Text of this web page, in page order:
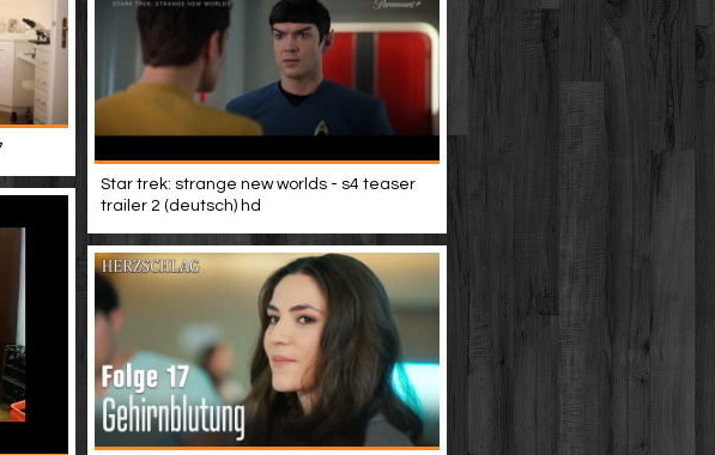
Star trek: strange new worlds - s4 teaser
trailer 2 (deutsch) hd